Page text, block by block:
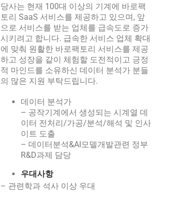
당사는 현재 100대 이상의 기계에 바로팩
토리 SaaS 서비스를 제공하고 있으며, 앞
으로 서비스를 받는 업체를 급속도로 증가
시키려고 합니다. 급속한 서비스 업체 확대
에 맞춰 원활한 바로팩토리 서비스를 제공
하고 성장을 같이 체험할 도전적이고 긍정
적 마인드를 소유하신 데이터 분석가 분들
의 많은 지원 부탁드립니다.
데이터 분석가
– 공작기계에서 생성되는 시계열 데
이터 전처리/가공/분석/해석 및 인사
이트 도출
– 데이터분석&AI모델개발관련 정부
R&D과제 담당
우대사항
– 관련학과 석사 이상 우대